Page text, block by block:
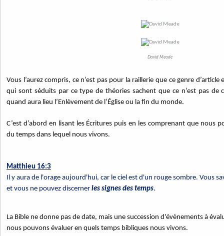
David Meade
Vous l’aurez compris, ce n’est pas pour la raillerie que ce genre
qui sont séduits par ce type de théories sachent que ce n’est pas de
quand aura lieu l’Enlèvement de l’Église ou la fin du monde.
C’est d’abord en lisant les Écritures puis en les comprenant que nous
du temps dans lequel nous vivons.
Matthieu 16:3
Il y aura de l'orage aujourd'hui, car le ciel est d'un rouge sombre. Vous
et vous ne pouvez discerner les signes des temps.
La Bible ne donne pas de date, mais une succession d'évènements à
nous pouvons évaluer en quels temps bibliques nous vivons.